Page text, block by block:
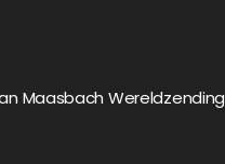
Maasbach Wereldzending